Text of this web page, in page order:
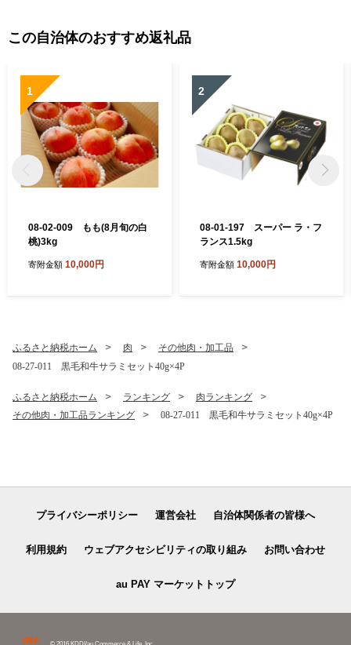
この自治体のおすすめ返礼品
1
08-02-009 もも(8月旬の白
桃)3kg
寄附金額 10,000円
2
08-01-197 スーパー ラ・フ
ランス1.5kg
寄附金額 10,000円
ふるさと納税ホーム 肉
その他肉・加工品
08-27-011 黒毛和牛サラミセット40g×4P
ふるさと納税ホーム ランキング
肉ランキング
その他肉・加工品ランキング
08-27-011 黒毛和牛サラミセット40g×4P
プライバシーポリシー 運営会社 自治体関係者の皆様へ
利用規約 ウェブアクセシビリティの取り組み お問い合わせ
au PAY マーケットトップ